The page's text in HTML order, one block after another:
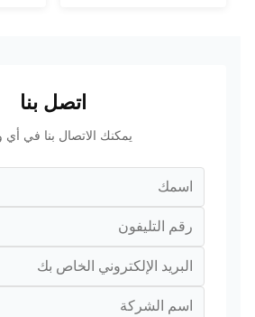
اتصل بنا
يمكنك الاتصال بنا في